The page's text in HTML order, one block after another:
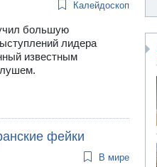
Калейдоскоп
большую
лидера
известным
фейки
В мире